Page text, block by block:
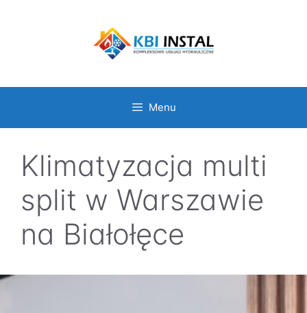
Menu
Klimatyzacja multi
split w Warszawie
na Białołęce